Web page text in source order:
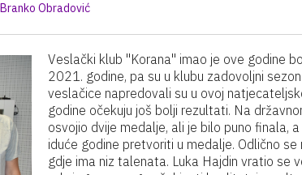
Branko Obradović
Veslački klub "Korana" imao je ove godine
2021. godine, pa su u klubu zadovoljni
veslačice napredovali su u ovoj
godine očekuju još bolji rezultati. Na
osvojio dvije medalje, ali je bilo puno finala,
iduće godine pretvoriti u medalje. Odlično se
gdje ima niz talenata. Luka Hajdin vratio se